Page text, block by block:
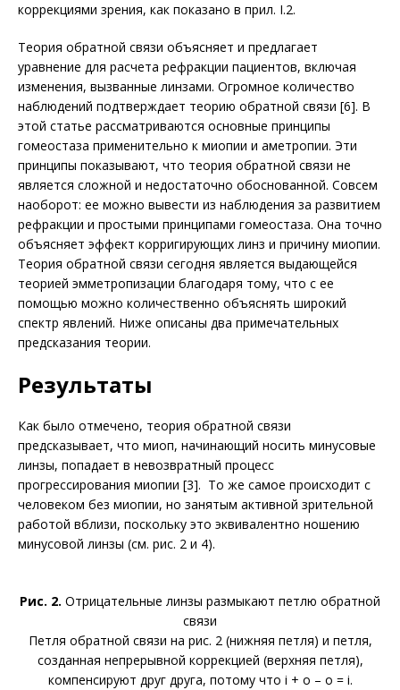
коррекциями зрения, как показано в прил. I.2.
Теория обратной связи объясняет и предлагает
уравнение для расчета ре­фракции пациентов, включая
изменения, вызванные линзами. Огромное количество
наблюдений подтверждает теорию обратной связи [6]. В
этой статье рассматриваются основные принципы
гомеостаза применительно к миопии и аметропии. Эти
принципы показывают, что теория обратной связи не
является сложной и недостаточно обоснованной. Совсем
наоборот: ее можно вывести из наблюдения за развитием
рефракции и простыми принципами гомеостаза. Она точно
объясняет эффект корригирующих линз и причину миопии.
Теория обратной связи сегодня является выдающейся
теорией эмметропизации благодаря тому, что с ее
помощью можно количественно объяснять широкий
спектр явлений. Ниже описаны два примечательных
предсказания теории.
Результаты
Как было отмечено, теория обратной связи
предсказывает, что миоп, начинающий носить минусовые
линзы, попадает в невозвратный процесс
прогрессирования миопии [3]. То же самое происходит с
человеком без миопии, но занятым активной зрительной
работой вблизи, поскольку это эквивалентно ношению
минусовой линзы (см. рис. 2 и 4).
Рис. 2. Отрицательные линзы размыкают петлю обратной
связи
Петля обратной связи на рис. 2 (нижняя петля) и петля,
созданная непрерывной коррекцией (верхняя петля),
компенсируют друг друга, потому что i + o – o = i.